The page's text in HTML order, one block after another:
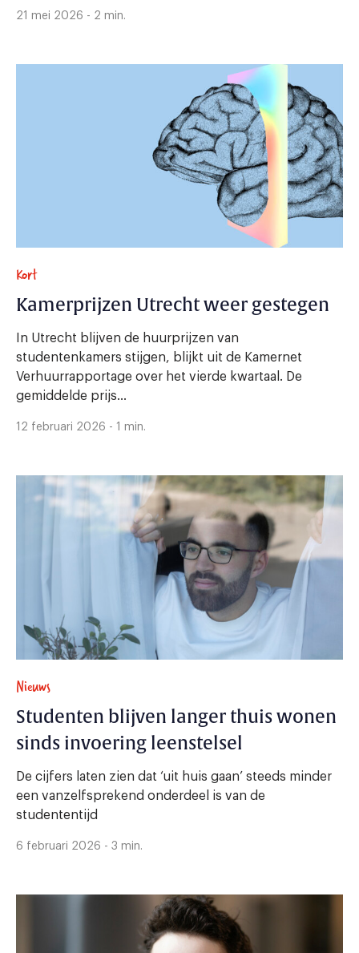
21 mei 2026 - 2 min.
Kort
Kamerprijzen Utrecht weer gestegen
In Utrecht blijven de huurprijzen van
studentenkamers stijgen, blijkt uit de Kamernet
Verhuurrapportage over het vierde kwartaal. De
gemiddelde prijs...
12 februari 2026 - 1 min.
Nieuws
Studenten blijven langer thuis wonen
sinds invoering leenstelsel
De cijfers laten zien dat ‘uit huis gaan’ steeds minder
een vanzelfsprekend onderdeel is van de
studententijd
6 februari 2026 - 3 min.